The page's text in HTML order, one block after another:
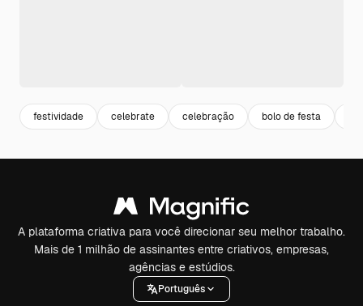
festividade celebrate celebração bolo de festa
A plataforma criativa para você direcionar seu melhor trabalho.
Mais de 1 milhão de assinantes entre criativos, empresas,
agências e estúdios.
Português